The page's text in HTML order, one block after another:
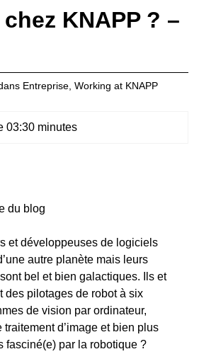
KNAPP ? –
Entreprise, Working at KNAPP
03:30 minutes
du blog
et développeuses de logiciels
autre planète mais leurs
bel et bien galactiques. Ils et
des pilotages de robot à six
de vision par ordinateur,
d’image et bien plus
fasciné(e) par la robotique ?